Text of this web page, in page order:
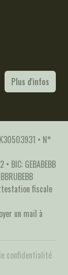
Plus d'infos
• N°
BIC: GEBABEBB
fiscale
un mail à
confidentialité